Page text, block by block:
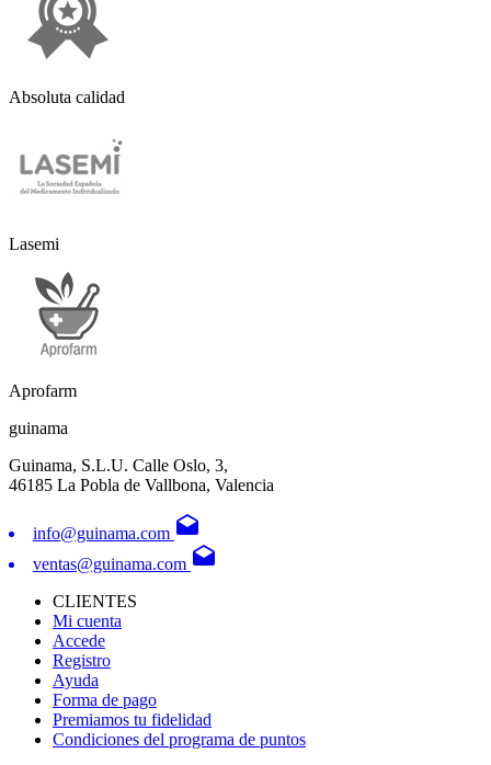
Absoluta calidad
Lasemi
Aprofarm
guinama
Guinama, S.L.U. Calle Oslo, 3,
46185 La Pobla de Vallbona, Valencia
info@guinama.com drafts
ventas@guinama.com drafts
CLIENTES
Mi cuenta
Accede
Registro
Ayuda
Forma de pago
Premiamos tu fidelidad
Condiciones del programa de puntos